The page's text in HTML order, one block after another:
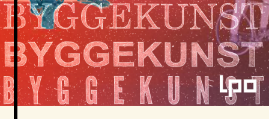
LPO Familien
LPO Oslo
LPO Lillehammer
LPO Svalbard
LPO Bergen
LOF